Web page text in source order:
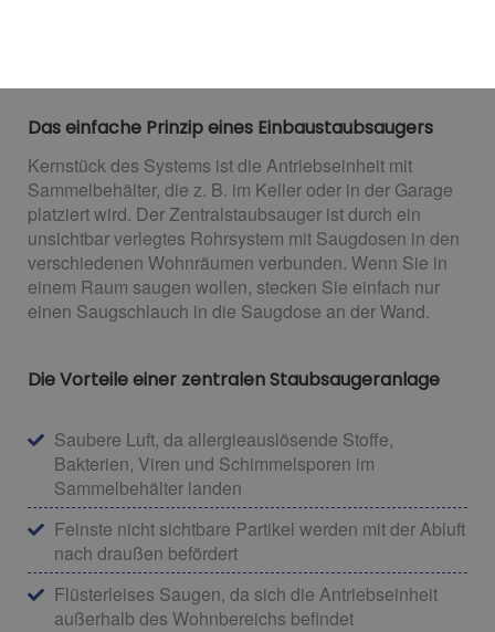
Das einfache Prinzip eines Einbaustaubsaugers
Kernstück des Systems ist die Antriebseinheit mit
Sammelbehälter, die z. B. im Keller oder in der Garage
platziert wird. Der Zentralstaubsauger ist durch ein
unsichtbar verlegtes Rohrsystem mit Saugdosen in den
verschiedenen Wohnräumen verbunden. Wenn Sie in
einem Raum saugen wollen, stecken Sie einfach nur
einen Saugschlauch in die Saugdose an der Wand.
Die Vorteile einer zentralen Staubsaugeranlage
Saubere Luft, da allergieauslösende Stoffe,
Bakterien, Viren und Schimmelsporen im
Sammelbehälter landen
Feinste nicht sichtbare Partikel werden mit der Abluft
nach draußen befördert
Flüsterleises Saugen, da sich die Antriebseinheit
außerhalb des Wohnbereichs befindet